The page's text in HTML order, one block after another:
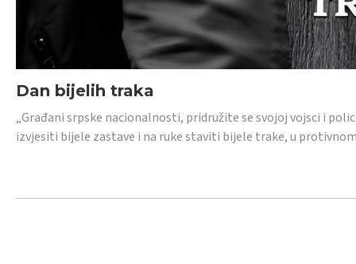
Dan bijelih traka
„Građani srpske nacionalnosti, pridružite se svojoj vojsci i
izvjesiti bijele zastave i na ruke staviti bijele trake, u